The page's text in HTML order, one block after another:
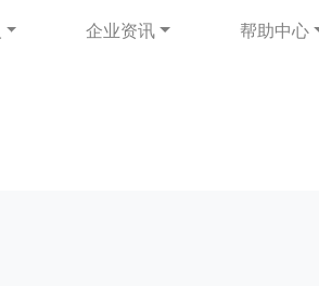
企业资讯 帮助中心